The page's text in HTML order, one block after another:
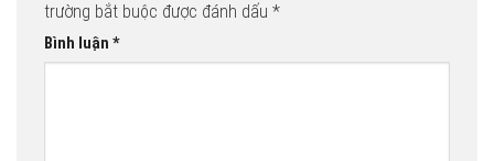
trường bắt buộc được đánh dấu *
Bình luận *